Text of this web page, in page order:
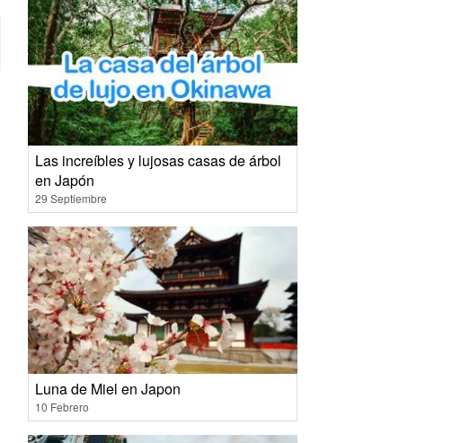
Las increíbles y lujosas casas de árbol
en Japón
29 Septiembre
Luna de Miel en Japon
10 Febrero